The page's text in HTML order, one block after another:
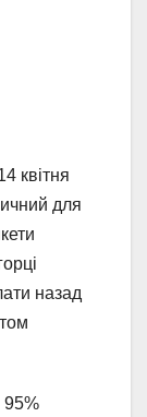
квітня
для
назад
95%